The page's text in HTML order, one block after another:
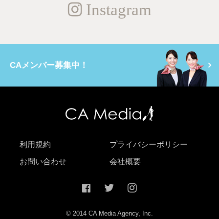
Instagram
CAメンバー募集中！
利用規約 プライバシーポリシー
お問い合わせ 会社概要
© 2014 CA Media Agency, Inc.